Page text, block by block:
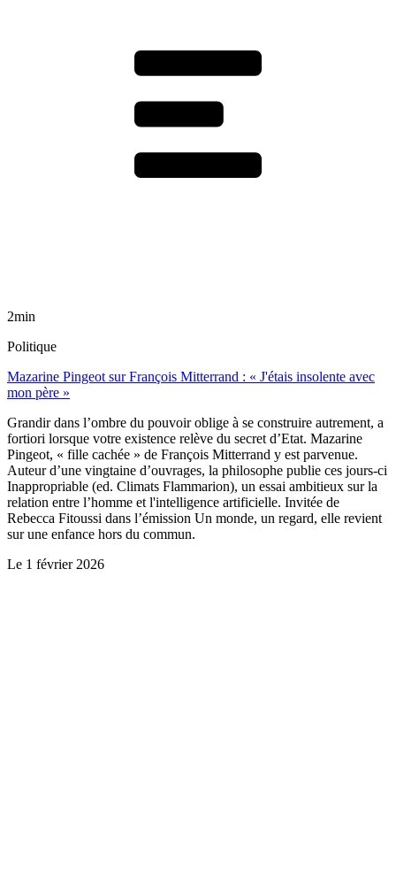
2min
Politique
Mazarine Pingeot sur François Mitterrand : « J'étais insolente avec
mon père »
Grandir dans l’ombre du pouvoir oblige à se construire autrement, a
fortiori lorsque votre existence relève du secret d’Etat. Mazarine
Pingeot, « fille cachée » de François Mitterrand y est parvenue.
Auteur d’une vingtaine d’ouvrages, la philosophe publie ces jours-ci
Inappropriable (ed. Climats Flammarion), un essai ambitieux sur la
relation entre l’homme et l'intelligence artificielle. Invitée de
Rebecca Fitoussi dans l’émission Un monde, un regard, elle revient
sur une enfance hors du commun.
Le 1 février 2026